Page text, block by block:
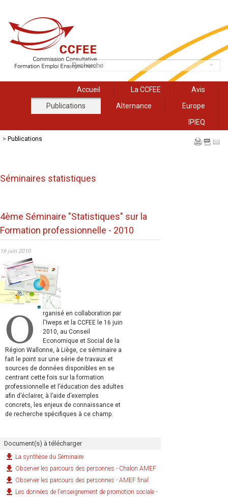
Accueil La CCFEE
Avis
Publications
Alternance
Europe
IPIEQ
> Publications
Séminaires statistiques
4ème Séminaire "Statistiques" sur la
Formation professionnelle - 2010
16 juin 2010
O
rganisé en collaboration par
l'Iweps et la CCFEE le 16 juin
2010, au Conseil
Economique et Social de la
Région Wallonne, à Liège, ce séminaire a
fait le point sur une série de travaux et
sources de données disponibles en se
centrant cette fois sur la formation
professionnelle et l’éducation des adultes
afin d’éclairer, à l’aide d’exemples
concrets, les enjeux de connaissance et
de recherche spécifiques à ce champ.
Document(s) à télécharger
La synthèse du Séminaire
Observer les parcours des personnes - Chalon AMEF
Observer les parcours des personnes - AMEF final
Les données de l'enseignement de promotion sociale -